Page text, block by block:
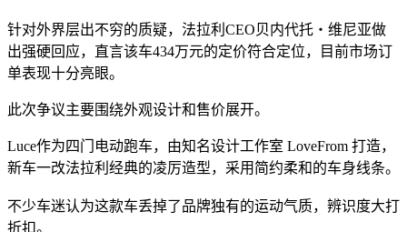
针对外界层出不穷的质疑，法拉利CEO贝内代托・维尼亚做
出强硬回应，直言该车434万元的定价符合定位，目前市场订
单表现十分亮眼。
此次争议主要围绕外观设计和售价展开。
Luce作为四门电动跑车，由知名设计工作室 LoveFrom 打造，
新车一改法拉利经典的凌厉造型，采用简约柔和的车身线条。
不少车迷认为这款车丢掉了品牌独有的运动气质，辨识度大打
折扣。